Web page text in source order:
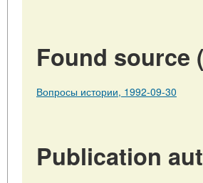
Found source
Вопросы истории, 1992-09-30
Publication